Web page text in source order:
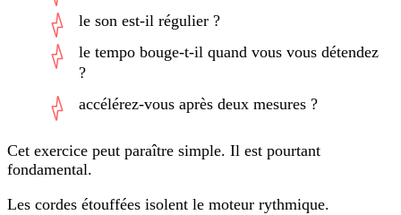
le son est-il régulier ?
le tempo bouge-t-il quand vous vous détendez
?
accélérez-vous après deux mesures ?
Cet exercice peut paraître simple. Il est pourtant
fondamental.
Les cordes étouffées isolent le moteur rythmique.